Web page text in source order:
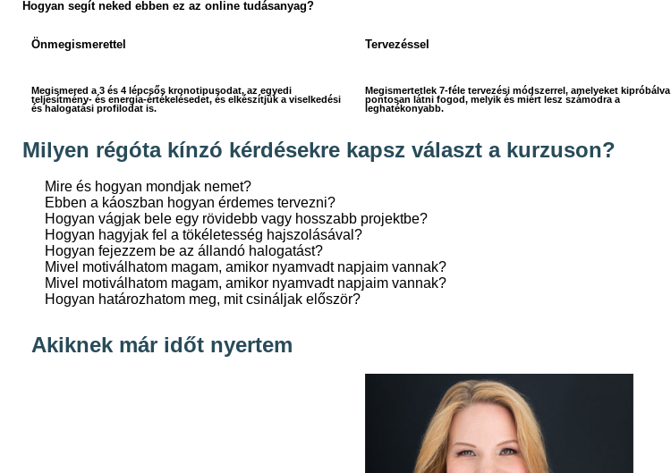
Hogyan segít neked ebben ez az online tudásanyag?
Önmegismerettel
Megismered a 3 és 4 lépcsős kronotipusodat, az egyedi
teljesítmény- és energia-értékelésedet, és elkészítjük a viselkedési
és halogatási profilodat is.
Tervezéssel
Megismertetlek 7-féle tervezési módszerrel, amelyeket kipróbálva
pontosan látni fogod, melyik és miért lesz számodra a
leghatékonyabb.
Milyen régóta kínzó kérdésekre kapsz választ a kurzuson?
Mire és hogyan mondjak nemet?
Ebben a káoszban hogyan érdemes tervezni?
Hogyan vágjak bele egy rövidebb vagy hosszabb projektbe?
Hogyan hagyjak fel a tökéletesség hajszolásával?
Hogyan fejezzem be az állandó halogatást?
Mivel motiválhatom magam, amikor nyamvadt napjaim vannak?
Mivel motiválhatom magam, amikor nyamvadt napjaim vannak?
Hogyan határozhatom meg, mit csináljak először?
Akiknek már időt nyertem